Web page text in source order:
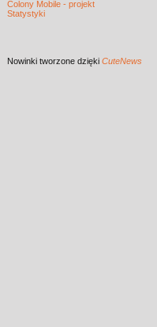
Colony Mobile - projekt
Statystyki
Nowinki tworzone dzięki CuteNews